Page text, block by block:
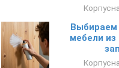
Выбираем
мебели из